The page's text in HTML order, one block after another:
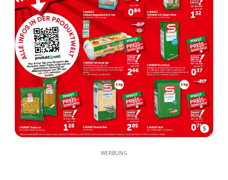
5
WERBUNG